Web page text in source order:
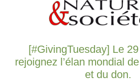
[#GivingTuesday] Le
rejoignez l’élan mondial
et du don.